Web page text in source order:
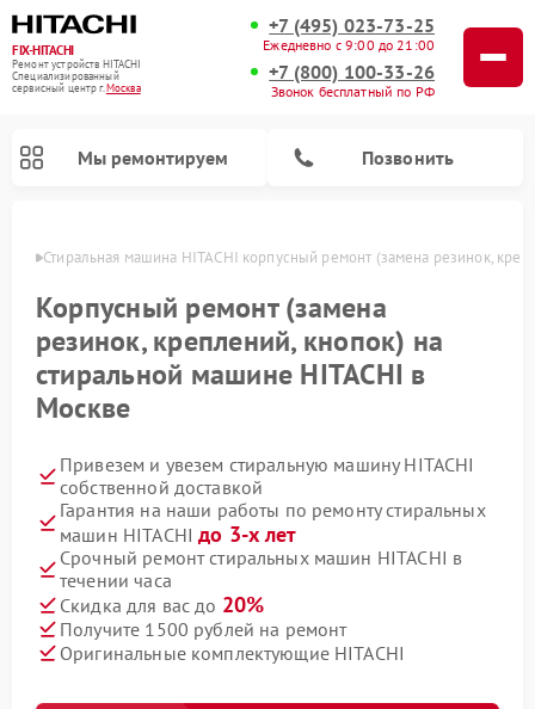
FIX-HITACHI
Ремонт устройств HITACHI
Специализированный
cервисный центр г.Москва
+7 (495) 023-73-25
Ежедневно с 9:00 до 21:00
+7 (800) 100-33-26
Звонок бесплатный по РФ
Мы ремонтируем Позвонить
Стиральная машина HITACHI корпусный ремонт (замена резинок,
Корпусный ремонт (замена
резинок, креплений, кнопок) на
стиральной машине HITACHI в
Москве
Привезем и увезем стиральную машину HITACHI
собственной доставкой
Гарантия на наши работы по ремонту стиральных
машин HITACHIдо 3-х лет
Срочный ремонт стиральных машин HITACHI в
течении часа
Скидка для вас до 20%
Получите 1500 рублей на ремонт
Оригинальные комплектующие HITACHI